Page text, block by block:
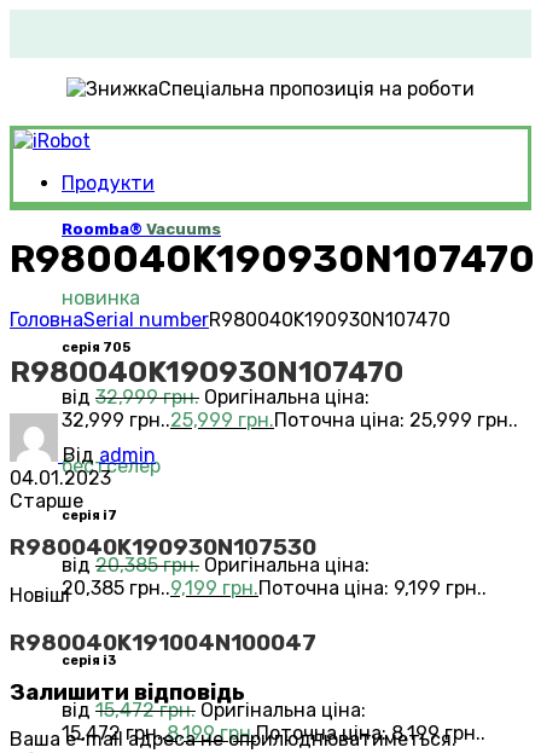
Спеціальна пропозиція на роботи
Продукти
Roomba® Vacuums
новинка
серія 705
від 32,999грн. Оригінальна ціна:
32,999 грн..25,999 грн.Поточна ціна: 25,999 грн..
бестселер
серія i7
від 20,385грн. Оригінальна ціна:
20,385 грн..9,199 грн.Поточна ціна: 9,199 грн..
серія i3
від 15,472грн. Оригінальна ціна:
15,472 грн..8,199грн.Поточна ціна: 8,199 грн..
R980040K190930N107470
ГоловнаSerial numberR980040K190930N107470
R980040K190930N107470
Від admin
04.01.2023
Старше
R980040K190930N107530
Новіші
R980040K191004N100047
Залишити відповідь
Ваша e-mail адреса не оприлюднюватиметься.